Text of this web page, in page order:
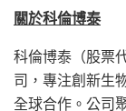
關於科倫博泰
科倫博泰（股票
司，專注創新生
全球合作。公司